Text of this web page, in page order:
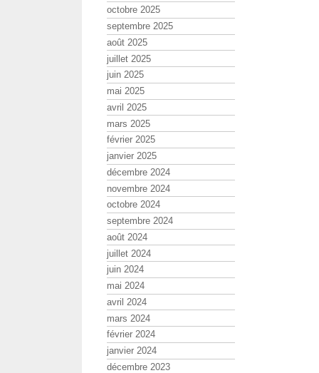
octobre 2025
septembre 2025
août 2025
juillet 2025
juin 2025
mai 2025
avril 2025
mars 2025
février 2025
janvier 2025
décembre 2024
novembre 2024
octobre 2024
septembre 2024
août 2024
juillet 2024
juin 2024
mai 2024
avril 2024
mars 2024
février 2024
janvier 2024
décembre 2023